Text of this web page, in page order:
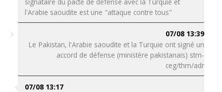
l'Arabie saoudite est une "attaque contre tous"
07/08 13:39
Le Pakistan, l'Arabie saoudite et la Turquie ont signé un
accord de défense (ministère pakistanais) stm-
ceg/thm/adr
07/08 13:17